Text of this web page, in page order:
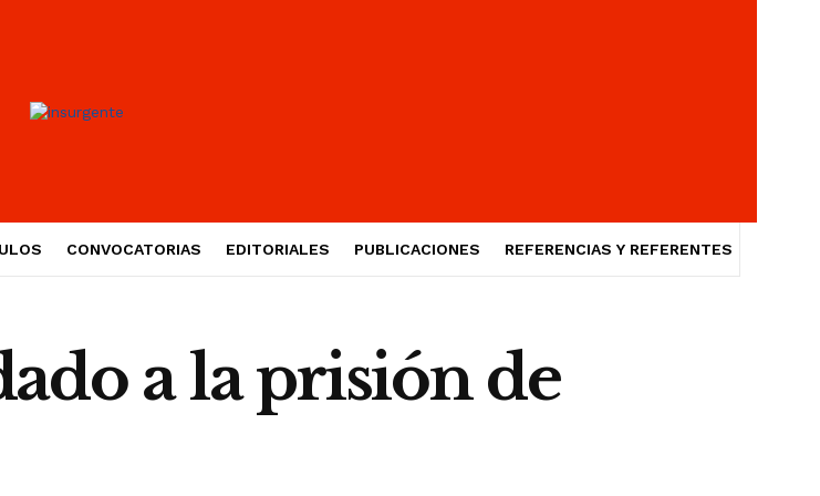
CONVOCATORIAS EDITORIALES PUBLICACIONES REFERENCIAS Y REFERENTES
a la prisión de